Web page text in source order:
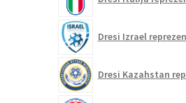
Dresi Izrael
Dresi Kazahstan